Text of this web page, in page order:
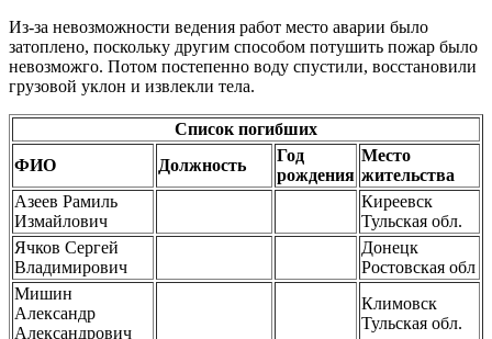
Из-за невозможности ведения работ место аварии было
затоплено, поскольку другим способом потушить пожар было
невозможго. Потом постепенно воду спустили, восстановили
грузовой уклон и извлекли тела.
Список погибших
ФИО
Должность
Год
рождения
Место
жительства
Азеев Рамиль
Измайлович
Киреевск
Тульская обл.
Ячков Сергей
Владимирович
Донецк
Ростовская обл
Мишин
Александр
Александрович
Климовск
Тульская обл.